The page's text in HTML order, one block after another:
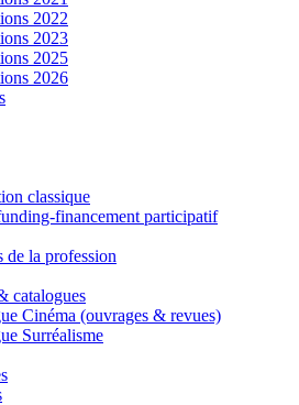
2022
2023
2025
2026
classique
financement participatif
de la profession
catalogues
Cinéma (ouvrages & revues)
Surréalisme